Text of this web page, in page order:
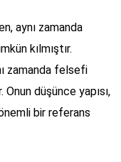
aynı zamanda
kılmıştır.
zamanda felsefi
düşünce yapısı,
bir referans